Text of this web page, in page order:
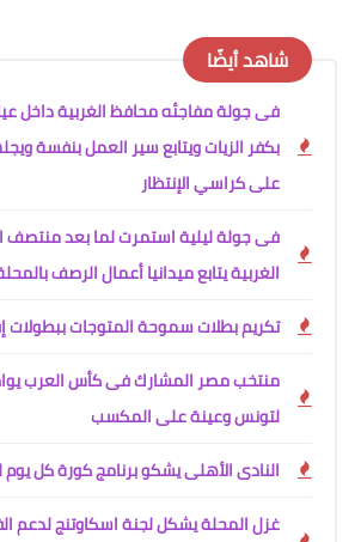
شاهد أيضًا
فى جولة مفاجئه محافظ الغربية داخل
بكفر الزيات ويتابع سير العمل بنفسة
على كراسي الإنتظار
فى جولة ليلية استمرت لما بعد منتصف
الغربية يتابع ميدانيا أعمال الرصف
تكريم بطلات سموحة المتوجات ببطولات
منتخب مصر المشارك فى كأس العرب
لتونس وعينة على المكسب
النادى الأهلى يشكو برنامج كورة كل يوم
غزل المحلة يشكل لجنة اسكاوتنج لدعم